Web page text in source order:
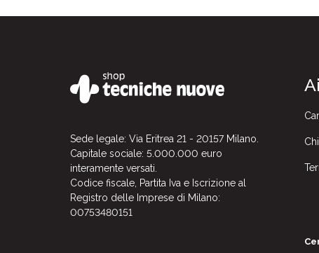
Sede legale: Via Eritrea 21 - 20157 Milano.
Capitale sociale: 5.000.000 euro
interamente versati.
Codice fiscale, Partita Iva e Iscrizione al
Registro delle Imprese di Milano:
00753480151